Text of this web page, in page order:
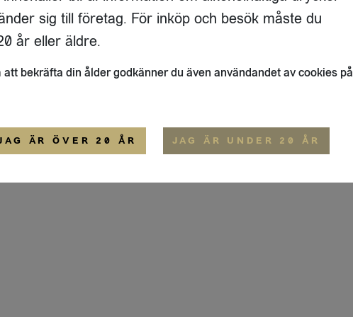
17 A
STOCKHOLM
FLAIVY
OM OSS
ALLMÄNNA VILLKOR
sig till företag. För inköp och besök måste du
år eller äldre.
att bekräfta din ålder godkänner du även användandet av cookies på
ÄR ÖVER 20 ÅR JAG ÄR UNDER 20 ÅR